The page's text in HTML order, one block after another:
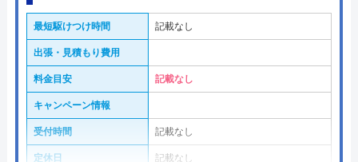
最短駆けつけ時間 記載なし
出張・見積もり費用
料金目安 記載なし
キャンペーン情報
受付時間 記載なし
定休日 記載なし